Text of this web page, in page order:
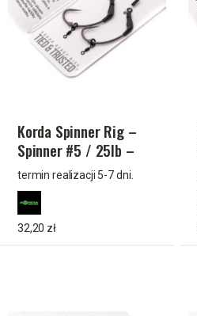
Korda Spinner Rig –
Spinner #5 / 25lb –
gotowy przypon z
dedykowanym hakiem
Spinner Hook
termin realizacji 5-7 dni.
32,20 zł